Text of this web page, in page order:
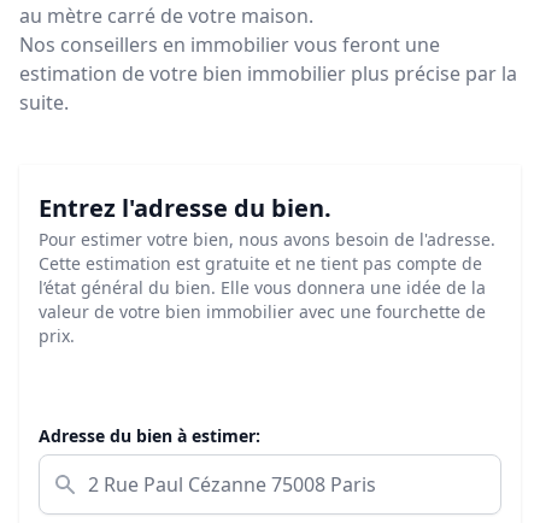
au mètre carré de votre maison.
Nos conseillers en immobilier vous feront une
estimation de votre bien immobilier plus précise par la
suite.
Entrez l'adresse du bien.
Pour estimer votre bien, nous avons besoin de l'adresse.
Cette estimation est gratuite et ne tient pas compte de
l’état général du bien. Elle vous donnera une idée de la
valeur de votre bien immobilier avec une fourchette de
prix.
Adresse du bien à estimer: